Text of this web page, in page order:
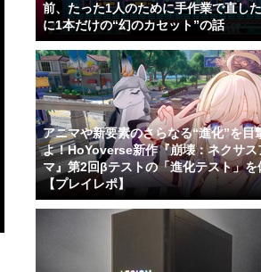
前、たった1人のために手作業で直し
に1本だけの“幻のカセット”の話
アニマや新要素のさらなる“進化”を目
よ！HoYoverse新作『崩壊：ネクサス
マ』第2回βテストの「進化テスト」を
【プレイレポ】